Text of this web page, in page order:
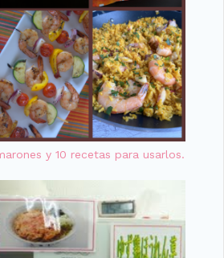
y 10 recetas para usarlos.